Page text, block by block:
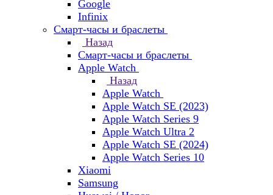
Google
Infinix
Смарт-часы и браслеты
Назад
Смарт-часы и браслеты
Apple Watch
Назад
Apple Watch
Apple Watch SE (2023)
Apple Watch Series 9
Apple Watch Ultra 2
Apple Watch SE (2024)
Apple Watch Series 10
Xiaomi
Samsung